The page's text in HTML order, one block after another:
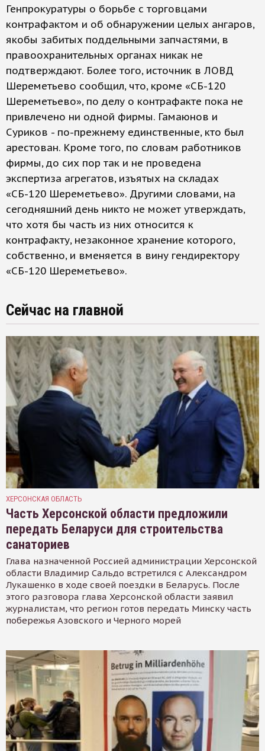
Генпрокуратуры о борьбе с торговцами
контрафактом и об обнаружении целых ангаров,
якобы забитых поддельными запчастями, в
правоохранительных органах никак не
подтверждают. Более того, источник в ЛОВД
Шереметьево сообщил, что, кроме «СБ-120
Шереметьево», по делу о контрафакте пока не
привлечено ни одной фирмы. Гамаюнов и
Суриков - по-прежнему единственные, кто был
арестован. Кроме того, по словам работников
фирмы, до сих пор так и не проведена
экспертиза агрегатов, изъятых на складах
«СБ-120 Шереметьево». Другими словами, на
сегодняшний день никто не может утверждать,
что хотя бы часть из них относится к
контрафакту, незаконное хранение которого,
собственно, и вменяется в вину гендиректору
«СБ-120 Шереметьево».
Сейчас на главной
ХЕРСОНСКАЯ ОБЛАСТЬ
Часть Херсонской области предложили
передать Беларуси для строительства
санаториев
Глава назначенной Россией администрации Херсонской
области Владимир Сальдо встретился с Александром
Лукашенко в ходе своей поездки в Беларусь. После
этого разговора глава Херсонской области заявил
журналистам, что регион готов передать Минску часть
побережья Азовского и Черного морей